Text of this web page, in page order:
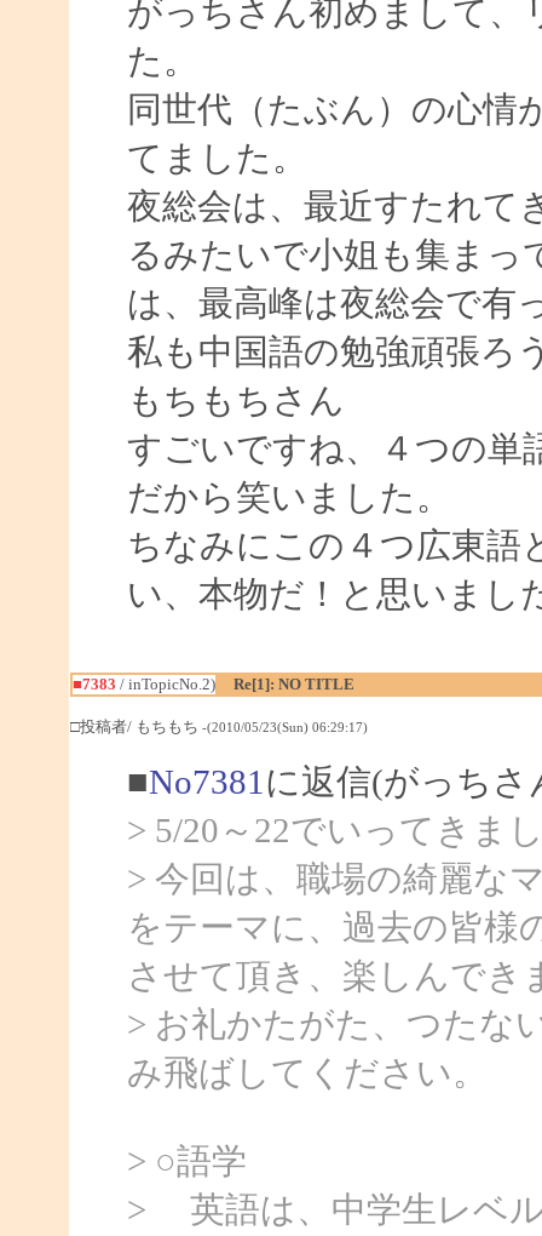
がっちさん初めまして、
た。
同世代（たぶん）の心情
てました。
夜総会は、最近すたれて
るみたいで小姐も集まっ
は、最高峰は夜総会で有
私も中国語の勉強頑張ろ
もちもちさん
すごいですね、４つの単
だから笑いました。
ちなみにこの４つ広東語
い、本物だ！と思いまし
■7383 / inTopicNo.2) Re[1]: NO TITLE
□投稿者/ もちもち -(2010/05/23(Sun) 06:29:17)
■No7381 に返信(がっちさ
> 5/20～22でいってきま
> 今回は、職場の綺麗な
をテーマに、過去の皆様
させて頂き、楽しんでき
> お礼かたがた、つたな
み飛ばしてください。
> ○語学
> 英語は、中学生レベ